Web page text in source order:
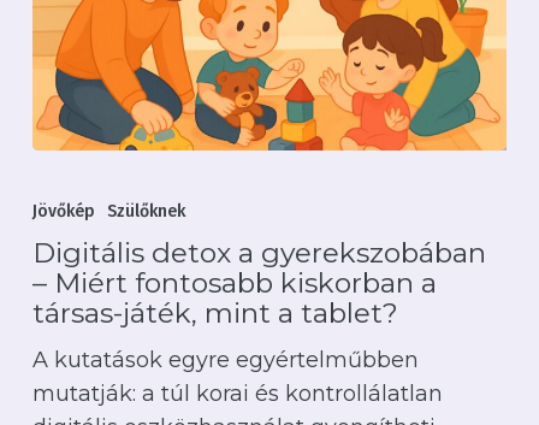
detox
gyerekszobában
–
fontosabb
kiskorban
Jövőkép Szülőknek
Digitális detox a gyerekszobában
– Miért fontosabb kiskorban a
társas-játék, mint a tablet?
A kutatások egyre egyértelműbben
mutatják: a túl korai és kontrollálatlan